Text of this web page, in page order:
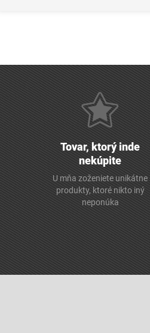
Tovar, ktorý inde
nekúpite
U mňa zoženiete unikátne
produkty, ktoré nikto iný
neponúka